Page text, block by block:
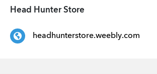
Head Hunter Store
headhunterstore.weebly.com